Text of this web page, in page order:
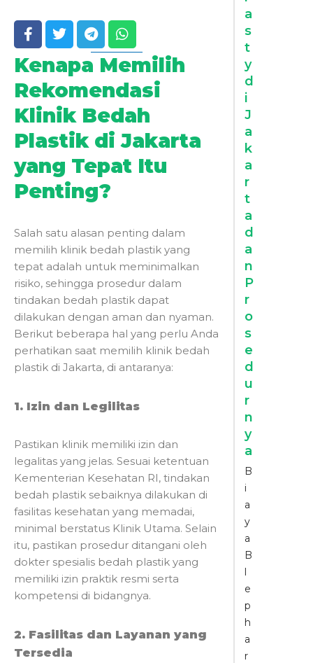
Kenapa Memilih
Rekomendasi
Klinik Bedah
Plastik di Jakarta
yang Tepat Itu
Penting?
Salah satu alasan penting dalam
memilih klinik bedah plastik yang
tepat adalah untuk meminimalkan
risiko, sehingga prosedur dalam
tindakan bedah plastik dapat
dilakukan dengan aman dan nyaman.
Berikut beberapa hal yang perlu Anda
perhatikan saat memilih klinik bedah
plastik di Jakarta, di antaranya:
1. Izin dan Legilitas
Pastikan klinik memiliki izin dan
legalitas yang jelas. Sesuai ketentuan
Kementerian Kesehatan RI, tindakan
bedah plastik sebaiknya dilakukan di
fasilitas kesehatan yang memadai,
minimal berstatus Klinik Utama. Selain
itu, pastikan prosedur ditangani oleh
dokter spesialis bedah plastik yang
memiliki izin praktik resmi serta
kompetensi di bidangnya.
2. Fasilitas dan Layanan yang
Tersedia
a
s
t
y
d
i
J
a
k
a
r
t
a
d
a
n
P
r
o
s
e
d
u
r
n
y
a
B
i
a
y
a
B
l
e
p
h
a
r